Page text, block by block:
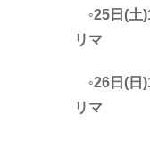
◦25日(土
リマ
◦26日(日
リマ